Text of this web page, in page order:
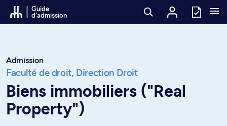
Passer au contenu
Guide
d'admission
Admission
Faculté de droit, Direction Droit
Biens immobiliers ("Real
Property")